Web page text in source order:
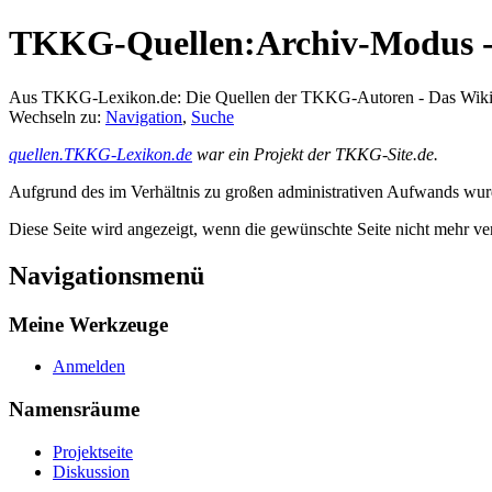
TKKG-Quellen:Archiv-Modus
Aus TKKG-Lexikon.de: Die Quellen der TKKG-Autoren - Das Wiki
Wechseln zu: Navigation, Suche
quellen.TKKG-Lexikon.de war ein Projekt der TKKG-Site.de.
Aufgrund des im Verhältnis zu großen administrativen Aufwands
Diese Seite wird angezeigt, wenn die gewünschte Seite nicht mehr
Navigationsmenü
Meine Werkzeuge
Anmelden
Namensräume
Projektseite
Diskussion